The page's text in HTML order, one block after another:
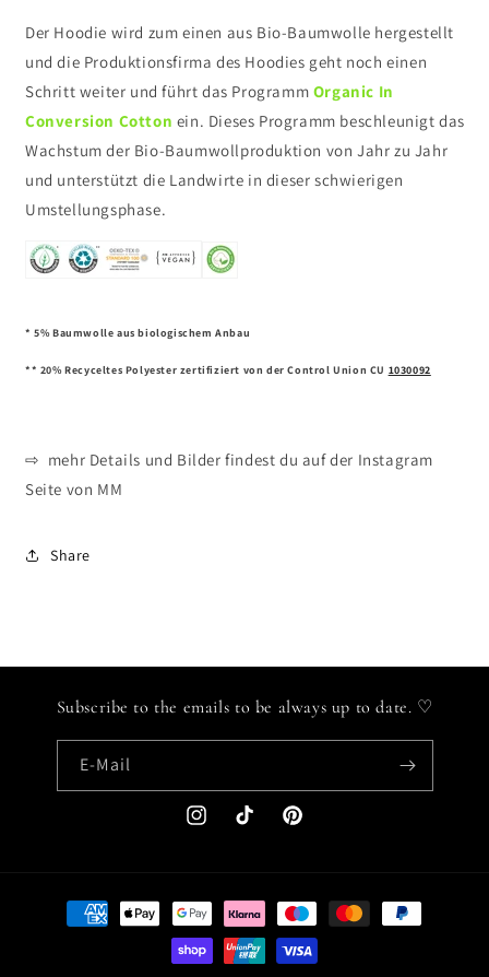
Der Hoodie wird zum einen aus Bio-Baumwolle hergestellt
und die Produktionsfirma des Hoodies geht noch einen
Schritt weiter und führt das Programm Organic In
Conversion Cotton ein. Dieses Programm beschleunigt das
Wachstum der Bio-Baumwollproduktion von Jahr zu Jahr
und unterstützt die Landwirte in dieser schwierigen
Umstellungsphase.
* 5% Baumwolle aus biologischem Anbau
** 20% Recyceltes Polyester zertifiziert von der Control Union CU 1030092
⇨ mehr Details und Bilder findest du auf der Instagram
Seite von MM
Share
Subscribe to the emails to be always up to date. ♡
E-Mail
InstagramTikTok Pinterest
Zahlungsmethoden